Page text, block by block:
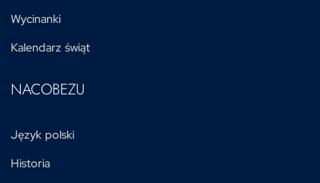
Wycinanki
Kalendarz świąt
NACOBEZU
Język polski
Historia